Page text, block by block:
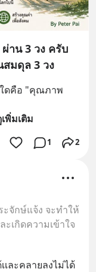
าน 3 วง ครับ
มดุล 3 วง
ดคือ "คุณภาพ
พิ่มเติม
1 2
จักษ์แจ้ง จะทำให้
เกิดความเข้าใจ
เละคลายลงไม่ได้